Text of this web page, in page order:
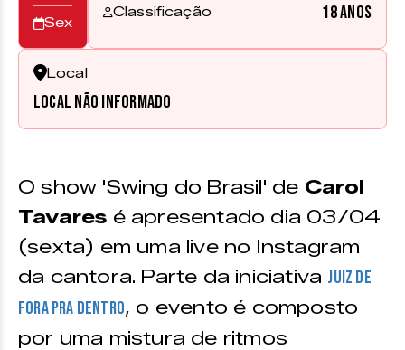
Sex
Classificação 18 anos
Local
Local não informado
O show 'Swing do Brasil' de Carol
Tavares é apresentado dia 03/04
(sexta) em uma live no Instagram
da cantora. Parte da iniciativa Juiz de
Fora pra Dentro, o evento é composto
por uma mistura de ritmos